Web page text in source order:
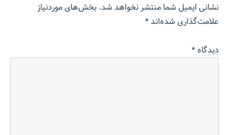
نشانی ایمیل شما منتشر نخواهد شد.بخش‌های موردنیاز
علامت‌گذاری شده‌اند*
دیدگاه*